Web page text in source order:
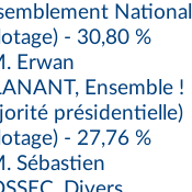
National
- 30,80 %
Erwan
Ensemble !
présidentielle)
- 27,76 %
Sébastien